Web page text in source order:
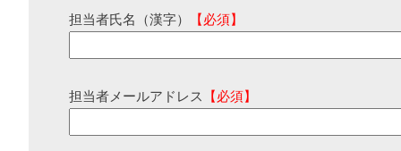
担当者氏名（漢字） 【必須】
担当者メールアドレス 【必須】